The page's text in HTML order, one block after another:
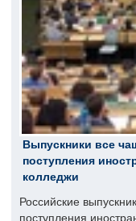
Выпускники все
поступления
колледжи
Российские
поступления